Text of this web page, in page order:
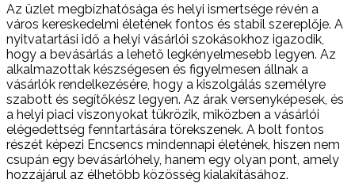
Az üzlet megbízhatósága és helyi ismertsége révén a
város kereskedelmi életének fontos és stabil szereplője. A
nyitvatartási idő a helyi vásárlói szokásokhoz igazodik,
hogy a bevásárlás a lehető legkényelmesebb legyen. Az
alkalmazottak készségesen és figyelmesen állnak a
vásárlók rendelkezésére, hogy a kiszolgálás személyre
szabott és segítőkész legyen. Az árak versenyképesek, és
a helyi piaci viszonyokat tükrözik, miközben a vásárlói
elégedettség fenntartására törekszenek. A bolt fontos
részét képezi Encsencs mindennapi életének, hiszen nem
csupán egy bevásárlóhely, hanem egy olyan pont, amely
hozzájárul az élhetőbb közösség kialakításához.